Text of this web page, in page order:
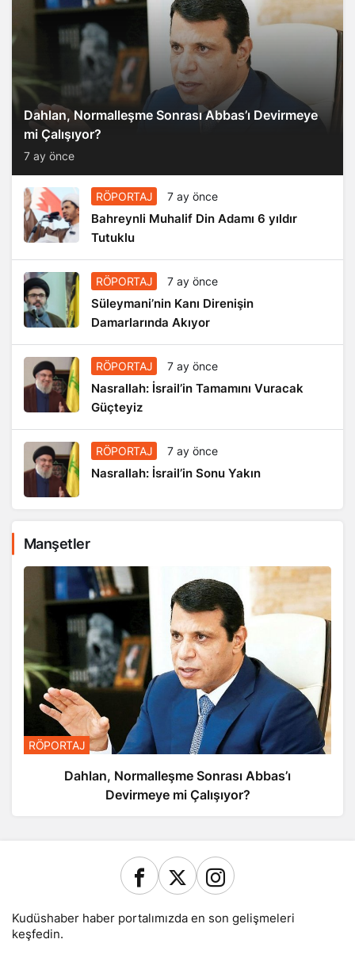
Dahlan, Normalleşme Sonrası Abbas’ı Devirmeye
mi Çalışıyor?
7 ay önce
RÖPORTAJ 7 ay önce
Bahreynli Muhalif Din Adamı 6 yıldır
Tutuklu
RÖPORTAJ 7 ay önce
Süleymani’nin Kanı Direnişin
Damarlarında Akıyor
RÖPORTAJ 7 ay önce
Nasrallah: İsrail’in Tamamını Vuracak
Güçteyiz
RÖPORTAJ 7 ay önce
Nasrallah: İsrail’in Sonu Yakın
Manşetler
RÖPORTAJ
Dahlan, Normalleşme Sonrası Abbas’ı
Devirmeye mi Çalışıyor?
Kudüshaber haber portalımızda en son gelişmeleri
keşfedin.